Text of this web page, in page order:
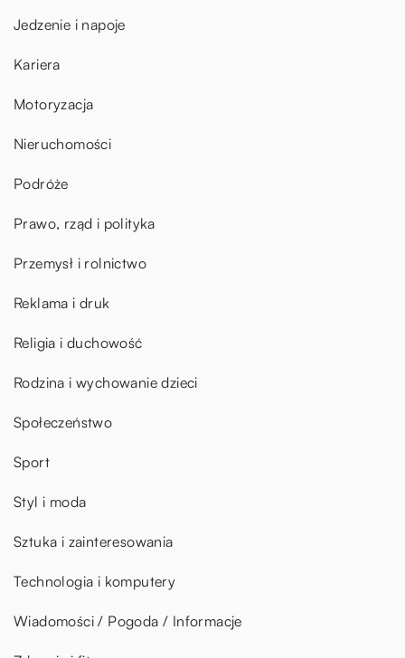
Jedzenie i napoje
Kariera
Motoryzacja
Nieruchomości
Podróże
Prawo, rząd i polityka
Przemysł i rolnictwo
Reklama i druk
Religia i duchowość
Rodzina i wychowanie dzieci
Społeczeństwo
Sport
Styl i moda
Sztuka i zainteresowania
Technologia i komputery
Wiadomości / Pogoda / Informacje